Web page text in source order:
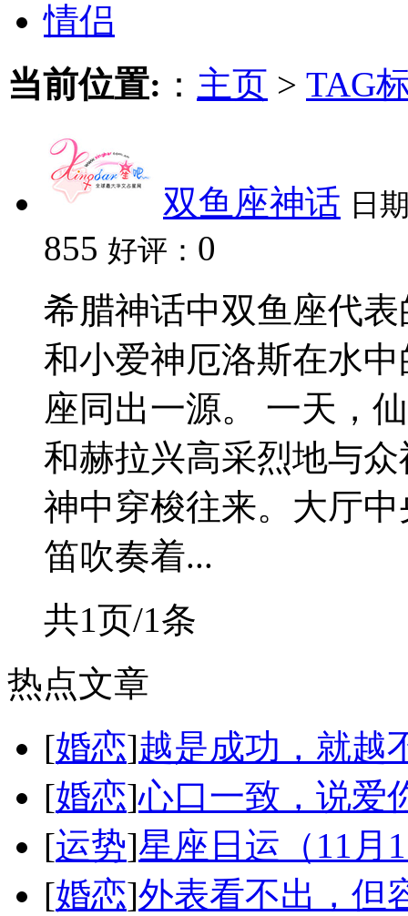
情侣
当前位置: ： 主页 > TAG
双鱼座神话 日
855 好评： 0
希腊神话中双鱼座代
和小爱神厄洛斯在水
座同出一源。 一天，
和赫拉兴高采烈地与
神中穿梭往来。大厅
笛吹奏着...
共1页/1条
热点文章
[婚恋]越是成功，就越
[婚恋]心口一致，说爱
[运势]星座日运（11月
[婚恋]外表看不出，但